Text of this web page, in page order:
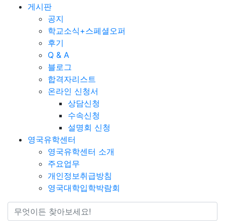
게시판
공지
학교소식+스페셜오퍼
후기
Q & A
블로그
합격자리스트
온라인 신청서
상담신청
수속신청
설명회 신청
영국유학센터
영국유학센터 소개
주요업무
개인정보취급방침
영국대학입학박람회
통합검색